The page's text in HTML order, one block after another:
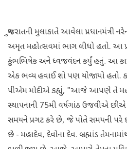
ગુજરાતની મુલાકાતે આવેલા પ્રધાનમંત્રી
અમૃત મહોત્સવમાં ભાગ લીધો હતો. આ
કુંભભિષેક અને ધ્વજવંદન કર્યું હતું. આ
એક ભવ્ય હવાઈ શો પણ યોજાયો હતો.
પીએમ મોદીએ કહ્યું, "આજે આપણે તે
સ્થાપનાની 75મી વર્ષગાંઠ ઉજવીએ
સમયને પ્રગટ કરે છે, જે પોતે સમયની
છે - મહાદેવ, દેવોના દેવ. બ્રહ્માંડ